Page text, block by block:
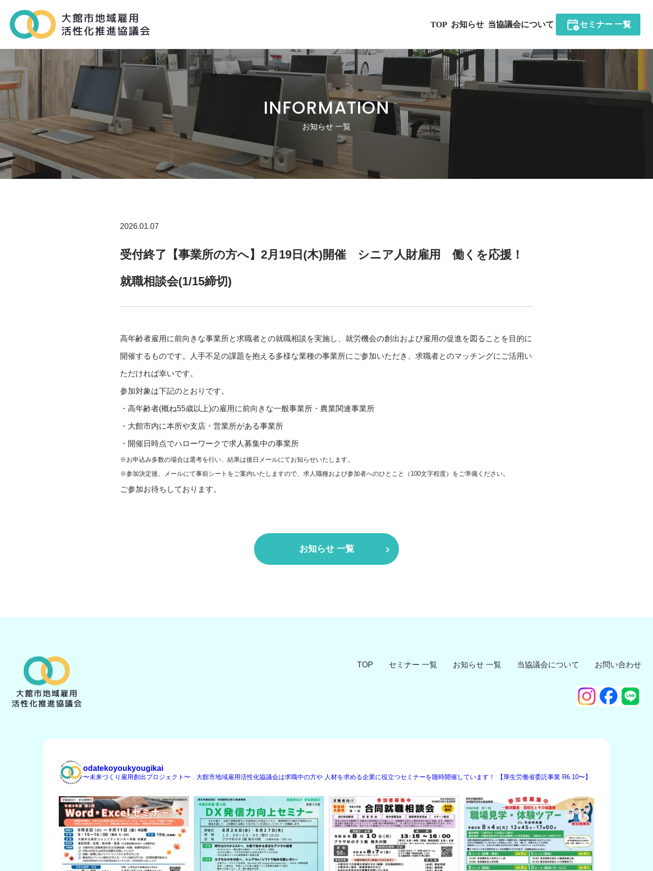
TOP お知らせ 当協議会について セミナー 一覧
INFORMATION
お知らせ 一覧
2026.01.07
受付終了【事業所の方へ】2月19日(木)開催 シニア人財雇用 働くを応援！
就職相談会(1/15締切)
高年齢者雇用に前向きな事業所と求職者との就職相談を実施し、就労機会の創出および雇用の促進を図ることを目的に
開催するものです。人手不足の課題を抱える多様な業種の事業所にご参加いただき、求職者とのマッチングにご活用い
ただければ幸いです。
参加対象は下記のとおりです。
・高年齢者(概ね55歳以上)の雇用に前向きな一般事業所・農業関連事業所
・大館市内に本所や支店・営業所がある事業所
・開催日時点でハローワークで求人募集中の事業所
※お申込み多数の場合は選考を行い、結果は後日メールにてお知らせいたします。
※参加決定後、メールにて事前シートをご案内いたしますので、求人職種および参加者へのひとこと（100文字程度）をご準備ください。
ご参加お待ちしております。
お知らせ 一覧
TOP セミナー 一覧 お知らせ 一覧 当協議会について お問い合わせ
odatekoyoukyougikai
〜未来づくり雇用創出プロジェクト〜. 大館市地域雇用活性化協議会は求職中の方や人材を求める企業に役立つセミナーを随時開催しています！ 【厚生労働省委託事業 R6.10〜】